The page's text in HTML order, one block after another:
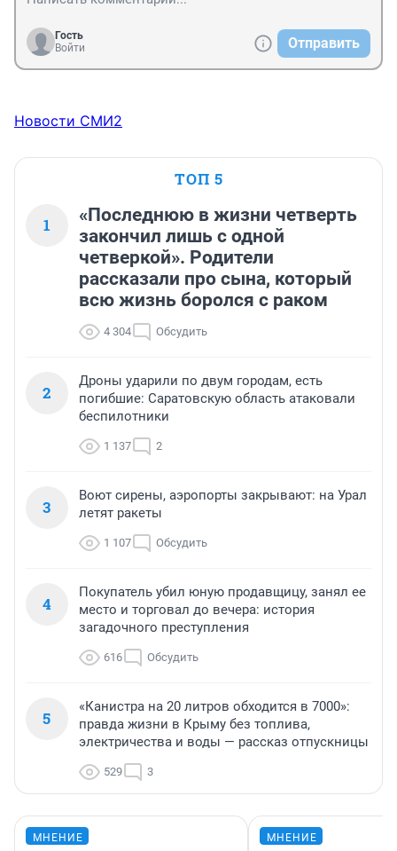
Гость
Войти
Отправить
Новости СМИ2
ТОП 5
1
«Последнюю в жизни четверть
закончил лишь с одной
четверкой». Родители
рассказали про сына, который
всю жизнь боролся с раком
4 304 Обсудить
2
Дроны ударили по двум городам, есть
погибшие: Саратовскую область атаковали
беспилотники
1 137 2
3
Воют сирены, аэропорты закрывают: на Урал
летят ракеты
1 107 Обсудить
4
Покупатель убил юную продавщицу, занял ее
место и торговал до вечера: история
загадочного преступления
616 Обсудить
5
«Канистра на 20 литров обходится в 7000»:
правда жизни в Крыму без топлива,
электричества и воды — рассказ отпускницы
529 3
МНЕНИЕ МНЕНИЕ